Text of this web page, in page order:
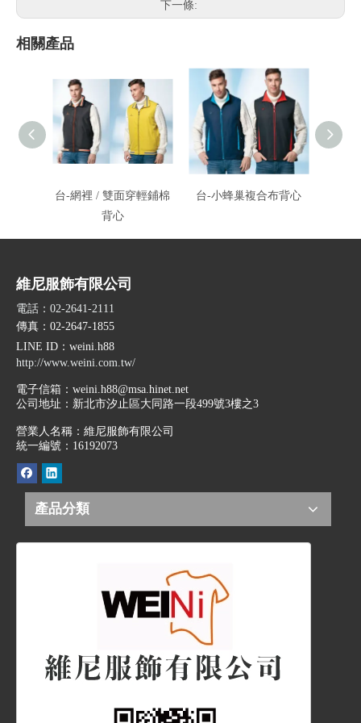
下一條:
相關產品
台-網裡 / 雙面穿輕鋪棉
背心
台-小蜂巢複合布背心
維尼服飾有限公司
電話：02-2641-2111
傳真：02-2647-1855
LINE ID ：weini.h88
http://www.weini.com.tw/
電子信箱： weini.h88@msa.hinet.net
公司地址： 新北市汐止區大同路一段499號3樓之3
營業人名稱：維尼服飾有限公司
統一編號：16192073
產品分類